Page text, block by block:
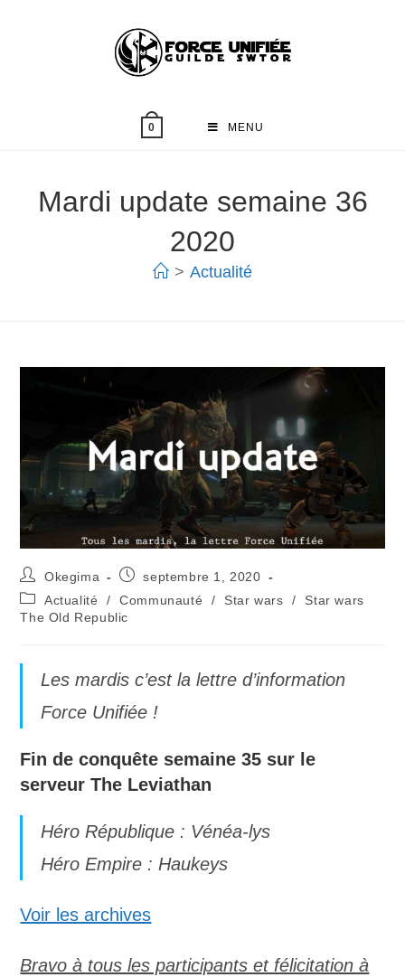
0 MENU
Mardi update semaine 36
2020
> Actualité
Okegima
septembre 1, 2020
Actualité
/ Communauté / Star wars /
Star wars
The Old Republic
Les mardis c’est la lettre d’information
Force Unifiée !
Fin de conquête semaine 35 sur le
serveur The Leviathan
Héro République : Vénéa-lys
Héro Empire : Haukeys
Voir les archives
Bravo à tous les participants et félicitation à